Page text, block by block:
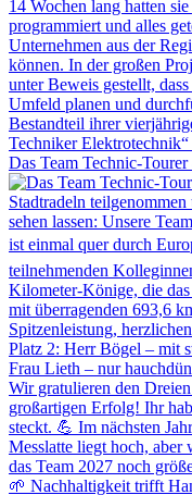
Das Team Technic-
🌱 Nachhaltigkeit trifft